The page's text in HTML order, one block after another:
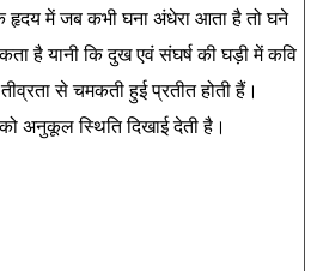
हृदय में जब कभी घना अंधेरा आता है तो घने
है यानी कि दुख एवं संघर्ष की घड़ी में कवि
से चमकती हुई प्रतीत होती हैं।
अनुकूल स्थिति दिखाई देती है।